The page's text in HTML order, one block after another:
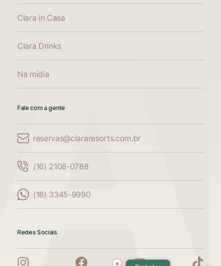
Clara in Casa
Clara Drinks
Na mídia
Fale com a gente
reservas@clararesorts.com.br
(16) 2108-0788
(16) 3345-9990
Redes Sociais
Compare até 3 acomodações
comparar
comparar
×